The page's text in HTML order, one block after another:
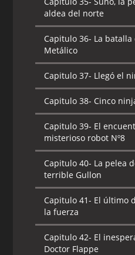
aldea del norte
Capitulo 36- La
Metálico
Capitulo 37- Llegó el
Capitulo 38- Cinco
Capitulo 39- El
misterioso robot Nº8
Capitulo 40- La pelea
terrible Gullon
Capitulo 41- El último
la fuerza
Capitulo 42- El
Doctor Flappe